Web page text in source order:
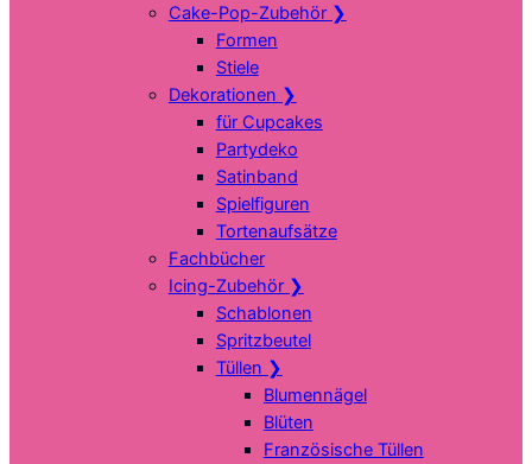
Cake-Pop-Zubehör ❯
Formen
Stiele
Dekorationen ❯
für Cupcakes
Partydeko
Satinband
Spielfiguren
Tortenaufsätze
Fachbücher
Icing-Zubehör ❯
Schablonen
Spritzbeutel
Tüllen ❯
Blumennägel
Blüten
Französische Tüllen